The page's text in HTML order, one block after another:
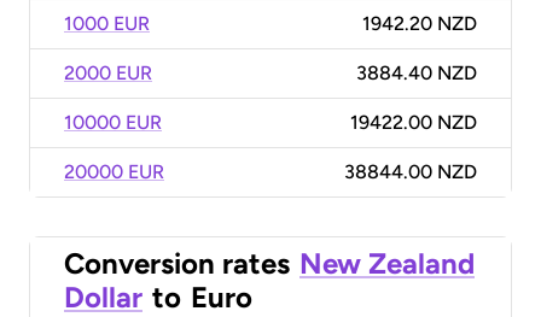
1000 EUR 1942.20 NZD
2000 EUR 3884.40 NZD
10000 EUR 19422.00 NZD
20000 EUR 38844.00 NZD
Conversion rates New Zealand
Dollar to Euro